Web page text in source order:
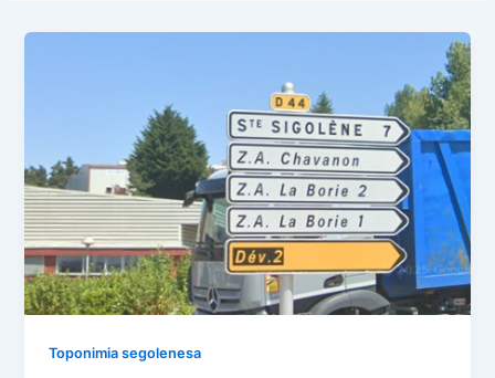
Toponimia segolenesa